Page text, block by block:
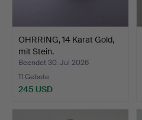
OHRRING, 14 Karat Gold,
mit Stein.
Beendet 30. Jul 2026
11 Gebote
245 USD